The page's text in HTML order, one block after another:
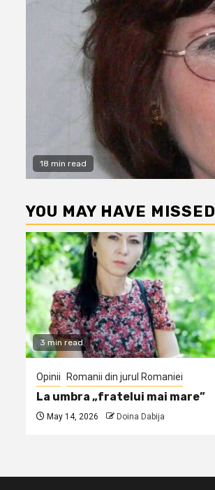
18 min read
YOU MAY HAVE MISSED
3 min read
Opinii Romanii din jurul Romaniei
La umbra „fratelui mai mare”
May 14, 2026 Doina Dabija